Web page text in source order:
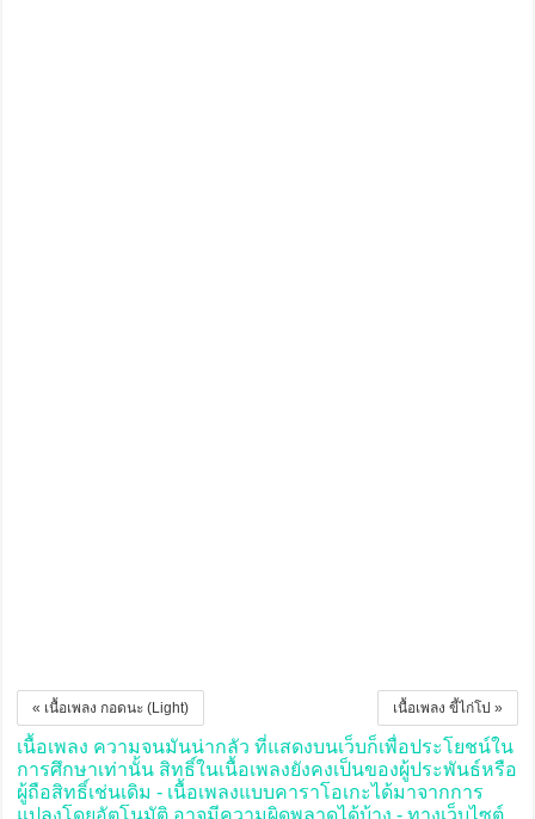
เนื้อเพลง ขี้ไก่โป »
« เนื้อเพลง กอดนะ (Light)
เนื้อเพลง ความจนมันน่ากลัว ที่แสดงบนเว็บก็เพื่อประโยชน์ใน
การศึกษาเท่านั้น สิทธิ์ในเนื้อเพลงยังคงเป็นของผู้ประพันธ์หรือ
ผู้ถือสิทธิ์เช่นเดิม - เนื้อเพลงแบบคาราโอเกะได้มาจากการ